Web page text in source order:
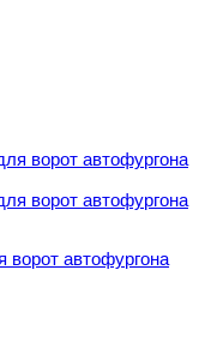
автофургона (80)
автофургона